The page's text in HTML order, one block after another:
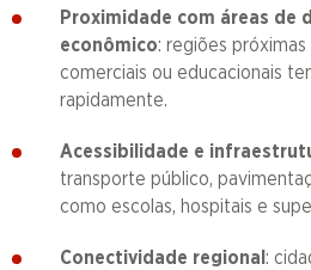
Proximidade com áreas de
econômico: regiões
comerciais ou educacionais
rapidamente.
Acessibilidade e
transporte público,
como escolas, hospitais e
Conectividade regional: